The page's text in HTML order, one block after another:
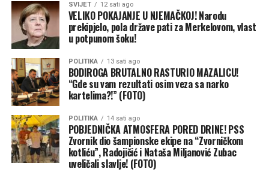
SVIJET 12 sati ago
VELIKO POKAJANJE U NJEMAČKOJ! Narodu
prekipjelo, pola države pati za Merkelovom, vlast
u potpunom šoku!
POLITIKA 13 sati ago
BODIROGA BRUTALNO RASTURIO MAZALICU!
“Gde su vam rezultati osim veza sa narko
kartelima?!” (FOTO)
POLITIKA 14 sati ago
POBJEDNIČKA ATMOSFERA PORED DRINE! PSS
Zvornik dio šampionske ekipe na “Zvorničkom
kotliću”, Radojičić i Nataša Miljanović Zubac
uveličali slavlje! (FOTO)